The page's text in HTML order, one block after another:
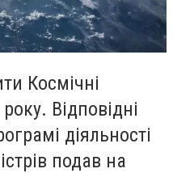
Космічні
Відповідні
діяльності
подав на